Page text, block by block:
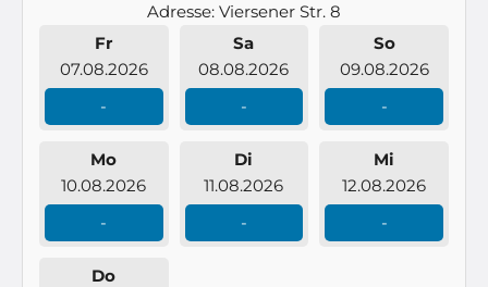
Adresse: Viersener Str. 8
Fr
07.08.2026
-
Sa
08.08.2026
-
So
09.08.2026
-
Mo
10.08.2026
-
Di
11.08.2026
-
Mi
12.08.2026
-
Do